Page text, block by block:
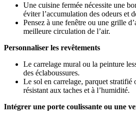
Une cuisine fermée nécessite une
éviter l’accumulation des odeurs et
Pensez à une fenêtre ou une grille
meilleure circulation de l’air.
Personnaliser les revêtements
Le carrelage mural ou la peinture
des éclaboussures.
Le sol en carrelage, parquet stratifié
résistant aux taches et à l’humidité.
Intégrer une porte coulissante ou une